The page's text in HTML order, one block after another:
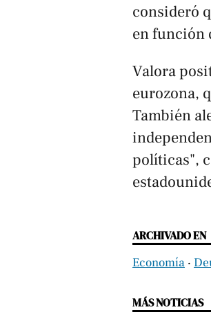
consideró
en función
Valora
eurozona,
También
políticas",
ARCHIVADO EN
Economía ‧
MÁS NOTICIAS